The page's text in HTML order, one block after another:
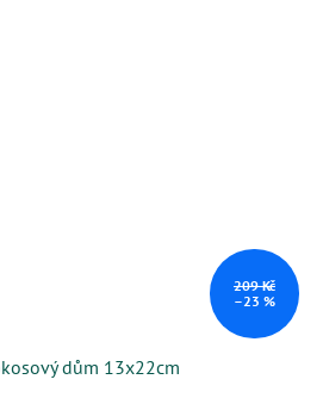
209 Kč
–23 %
dům 13x22cm